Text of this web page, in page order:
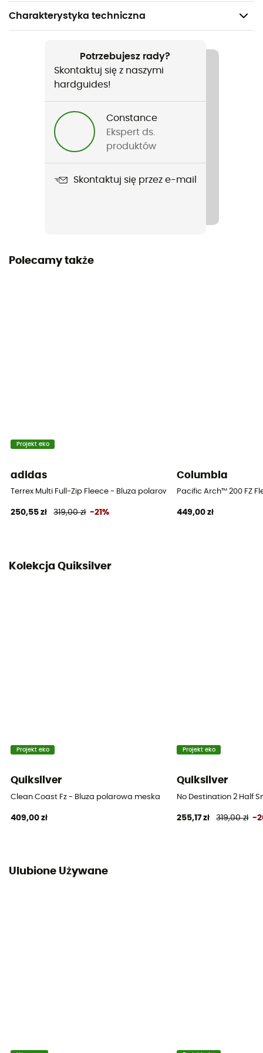
Charakterystyka techniczna
Turystyka piesza / Codzienny użytek
Nazwa produktu
Shallow Water Fz
Kaptur
420 g/m²
Potrzebujesz rady?
Skontaktuj się z naszymi
hardguides!
Constance
Ekspert ds.
produktów
Skontaktuj się przez e-mail
Polecamy także
Projekt eko
adidas
Terrex Multi Full-Zip Fleece - Bluza polarowa meska
250,55 zł 319,00 zł -21%
Columbia
Pacific Arch™ 200 FZ
449,00 zł
Kolekcja Quiksilver
Projekt eko
Quiksilver
Clean Coast Fz - Bluza polarowa meska
409,00 zł
Projekt eko
Quiksilver
No Destination 2 Half
255,17 zł 319,00 zł -
Ulubione Używane